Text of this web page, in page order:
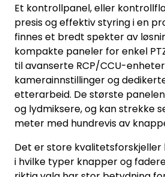
Et kontrollpanel, eller
presis og effektiv styring i en
finnes et bredt spekter av
kompakte paneler for enkel
til avanserte RCP/CCU-
kamerainnstillinger og
etterarbeid. De største
og lydmiksere, og kan strekke
meter med hundrevis av
Det er store kvalitetsforskjeller
i hvilke typer knapper og
TILBEHØR
VAREMERKER
AKTUELT
BRUKT
SAMTALEROM